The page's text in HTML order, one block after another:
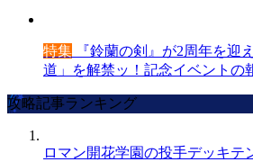
特集 『鈴蘭の剣』が2周年を迎
道」を解禁ッ！記念イベントの
攻略記事ランキング
ロマン開花学園の投手デッキテ